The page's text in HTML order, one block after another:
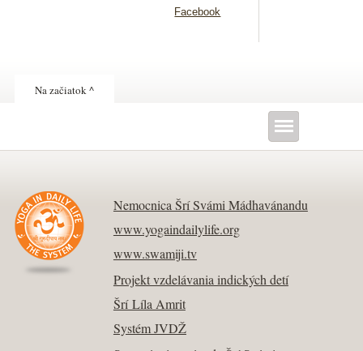
Facebook
Na začiatok ^
Nemocnica Šrí Svámi Mádhavánandu
www.yogaindailylife.org
www.swamiji.tv
Projekt vzdelávania indických detí
Šrí Líla Amrit
Systém JVDŽ